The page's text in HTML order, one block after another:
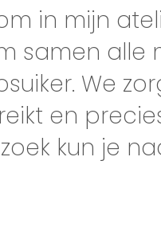
in mijn
samen alle
We
en
kun je